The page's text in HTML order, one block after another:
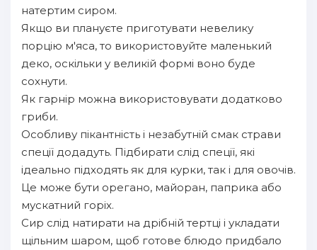
натертим сиром.
Якщо ви плануєте приготувати невелику
порцію м'яса, то використовуйте маленький
деко, оскільки у великій формі воно буде
сохнути.
Як гарнір можна використовувати додатково
гриби.
Особливу пікантність і незабутній смак страви
спеції додадуть. Підбирати слід спеції, які
ідеально підходять як для курки, так і для овочів.
Це може бути орегано, майоран, паприка або
мускатний горіх.
Сир слід натирати на дрібній тертці і укладати
щільним шаром, щоб готове блюдо придбало